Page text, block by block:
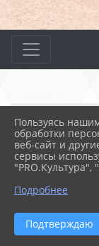
Главная
03.
19.12.2023 08:24
03.
форме обучения.
Прием на
Пользуясь
обработки
веб-сайт и
сервисы
"PRO.Культура",
Подробнее
Подтверждаю